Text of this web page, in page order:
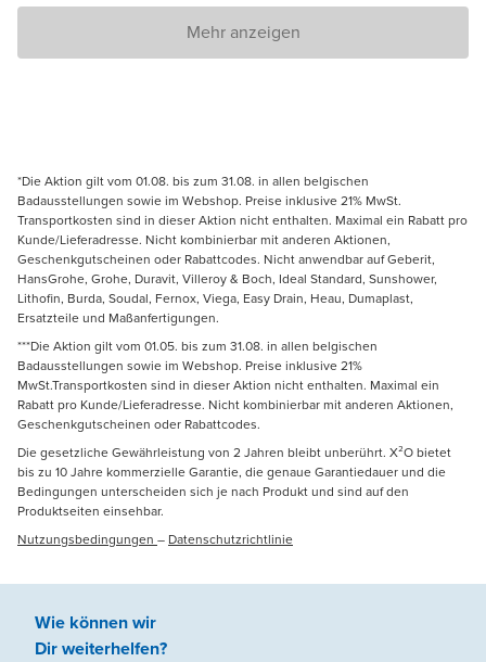
Mehr anzeigen
*Die Aktion gilt vom 01.08. bis zum 31.08. in allen belgischen
Badausstellungen sowie im Webshop. Preise inklusive 21% MwSt.
Transportkosten sind in dieser Aktion nicht enthalten. Maximal ein Rabatt pro
Kunde/Lieferadresse. Nicht kombinierbar mit anderen Aktionen,
Geschenkgutscheinen oder Rabattcodes. Nicht anwendbar auf Geberit,
HansGrohe, Grohe, Duravit, Villeroy & Boch, Ideal Standard, Sunshower,
Lithofin, Burda, Soudal, Fernox, Viega, Easy Drain, Heau, Dumaplast,
Ersatzteile und Maßanfertigungen.
***Die Aktion gilt vom 01.05. bis zum 31.08. in allen belgischen
Badausstellungen sowie im Webshop. Preise inklusive 21%
MwSt.Transportkosten sind in dieser Aktion nicht enthalten. Maximal ein
Rabatt pro Kunde/Lieferadresse. Nicht kombinierbar mit anderen Aktionen,
Geschenkgutscheinen oder Rabattcodes.
Die gesetzliche Gewährleistung von 2 Jahren bleibt unberührt. X²O bietet
bis zu 10 Jahre kommerzielle Garantie, die genaue Garantiedauer und die
Bedingungen unterscheiden sich je nach Produkt und sind auf den
Produktseiten einsehbar.
Nutzungsbedingungen – Datenschutzrichtlinie
Wie können wir
Dir weiterhelfen?